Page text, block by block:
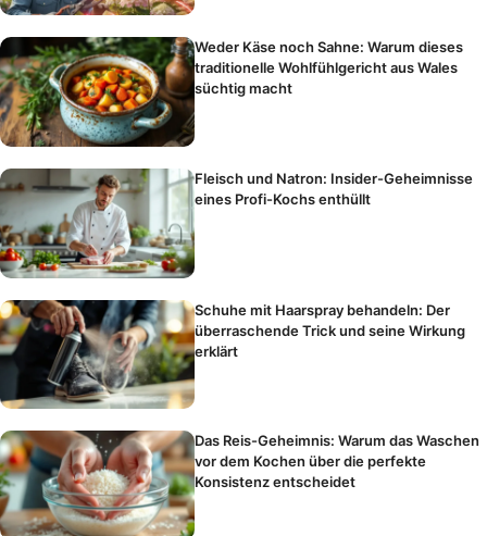
Weder Käse noch Sahne: Warum dieses
traditionelle Wohlfühlgericht aus Wales
süchtig macht
Fleisch und Natron: Insider-Geheimnisse
eines Profi-Kochs enthüllt
Schuhe mit Haarspray behandeln: Der
überraschende Trick und seine Wirkung
erklärt
Das Reis-Geheimnis: Warum das Waschen
vor dem Kochen über die perfekte
Konsistenz entscheidet